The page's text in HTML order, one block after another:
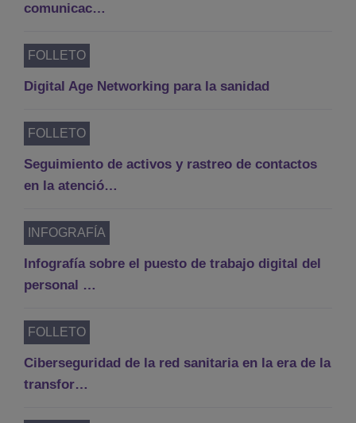
comunicac…
FOLLETO
Digital Age Networking para la sanidad
FOLLETO
Seguimiento de activos y rastreo de contactos
en la atenció…
INFOGRAFÍA
Infografía sobre el puesto de trabajo digital del
personal …
FOLLETO
Ciberseguridad de la red sanitaria en la era de la
transfor…